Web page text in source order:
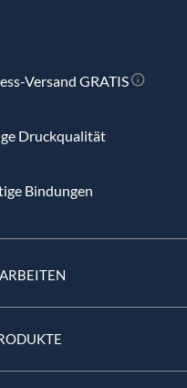
Versand GRATIS
Druckqualität
Bindungen